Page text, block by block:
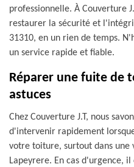
professionnelle. À Couverture
restaurer la sécurité et
31310, en un rien de temps.
un service rapide et fiable.
Réparer une fuite de
astuces
Chez Couverture J.T, nous
d'intervenir rapidement
votre toiture, surtout dans une
Lapeyrere. En cas d'urgence,